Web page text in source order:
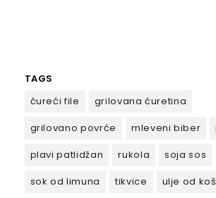
TAGS
ćureći file
grilovana ćuretina
grilovano povrće
mleveni biber
plavi patlidžan
rukola
soja sos
sok od limuna
tikvice ulje od